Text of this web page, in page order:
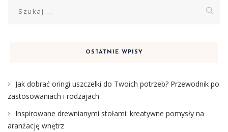
OSTATNIE WPISY
Jak dobrać oringi uszczelki do Twoich potrzeb? Przewodnik po
zastosowaniach i rodzajach
Inspirowane drewnianymi stołami: kreatywne pomysły na
aranżację wnętrz